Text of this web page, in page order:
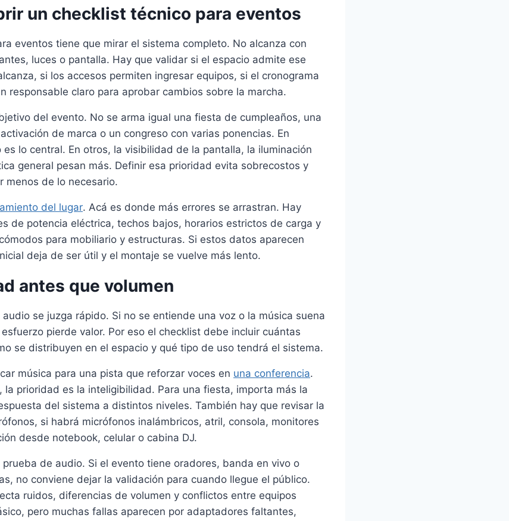
un checklist técnico para eventos
eventos tiene que mirar el sistema completo. No alcanza con
luces o pantalla. Hay que validar si el espacio admite ese
si los accesos permiten ingresar equipos, si el cronograma
responsable claro para aprobar cambios sobre la marcha.
del evento. No se arma igual una fiesta de cumpleaños, una
de marca o un congreso con varias ponencias. En
es lo central. En otros, la visibilidad de la pantalla, la iluminación
general pesan más. Definir esa prioridad evita sobrecostos y
menos de lo necesario.
del lugar. Acá es donde más errores se arrastran. Hay
de potencia eléctrica, techos bajos, horarios estrictos de carga y
para mobiliario y estructuras. Si estos datos aparecen
deja de ser útil y el montaje se vuelve más lento.
antes que volumen
se juzga rápido. Si no se entiende una voz o la música suena
pierde valor. Por eso el checklist debe incluir cuántas
se distribuyen en el espacio y qué tipo de uso tendrá el sistema.
música para una pista que reforzar voces en una conferencia.
la prioridad es la inteligibilidad. Para una fiesta, importa más la
del sistema a distintos niveles. También hay que revisar la
si habrá micrófonos inalámbricos, atril, consola, monitores
desde notebook, celular o cabina DJ.
de audio. Si el evento tiene oradores, banda en vivo o
no conviene dejar la validación para cuando llegue el público.
ruidos, diferencias de volumen y conflictos entre equipos
pero muchas fallas aparecen por adaptadores faltantes,